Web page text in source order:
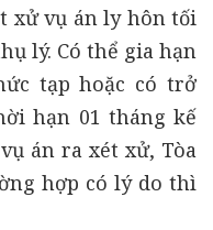
xử vụ án ly hôn tối
lý. Có thể gia hạn
tạp hoặc có trở
hạn 01 tháng kế
án ra xét xử, Tòa
hợp có lý do thì